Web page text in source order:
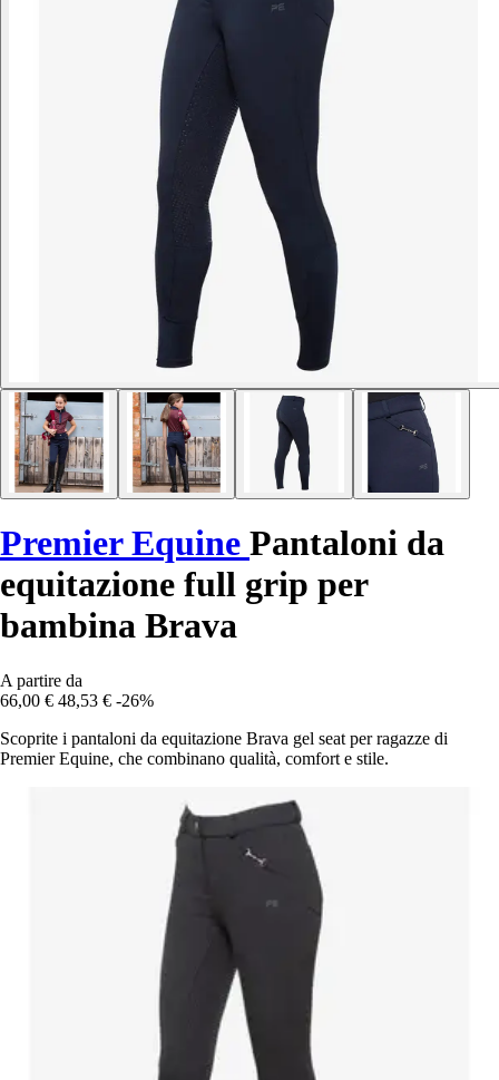
Premier Equine Pantaloni da
equitazione full grip per
bambina Brava
A partire da
66,00 € 48,53 € -26%
Scoprite i pantaloni da equitazione Brava gel seat per ragazze di
Premier Equine, che combinano qualità, comfort e stile.